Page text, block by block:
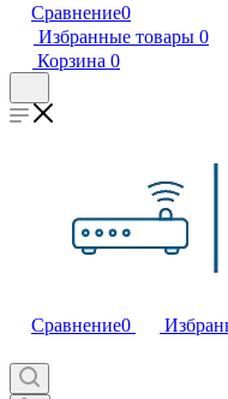
Сравнение0
Избранные товары 0
Корзина 0
Сравнение0